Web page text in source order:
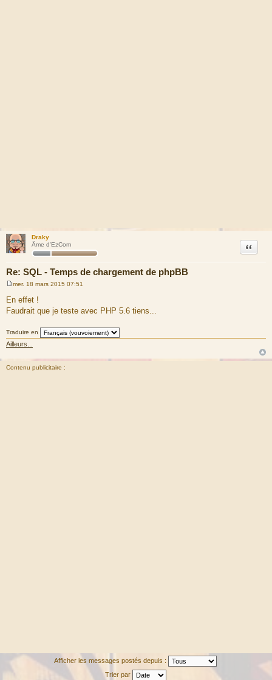
Draky
Âme d'EzCom
Re: SQL - Temps de chargement de phpBB
Citation
s
s
e
mer. 18 mars 2015 07:51
En effet !
Faudrait que je teste avec PHP 5.6 tiens...
Traduire en
Ailleurs...
Contenu publicitaire :
Afficher les messages postés depuis :
Trier par